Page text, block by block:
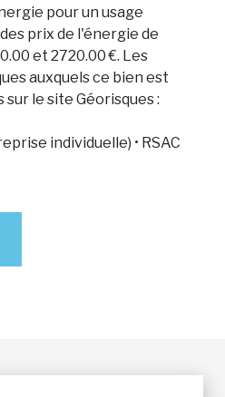
pour un usage
prix de l'énergie de
et 2720.00 €. Les
auxquels ce bien est
le site Géorisques :
individuelle) • RSAC